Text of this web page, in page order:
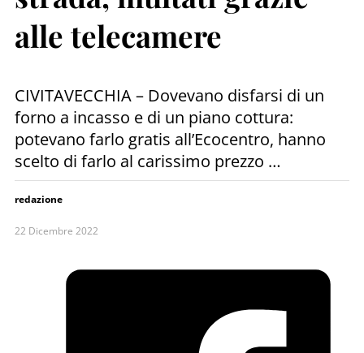
alle telecamere
CIVITAVECCHIA – Dovevano disfarsi di un
forno a incasso e di un piano cottura:
potevano farlo gratis all’Ecocentro, hanno
scelto di farlo al carissimo prezzo …
redazione
22 Dicembre 2022